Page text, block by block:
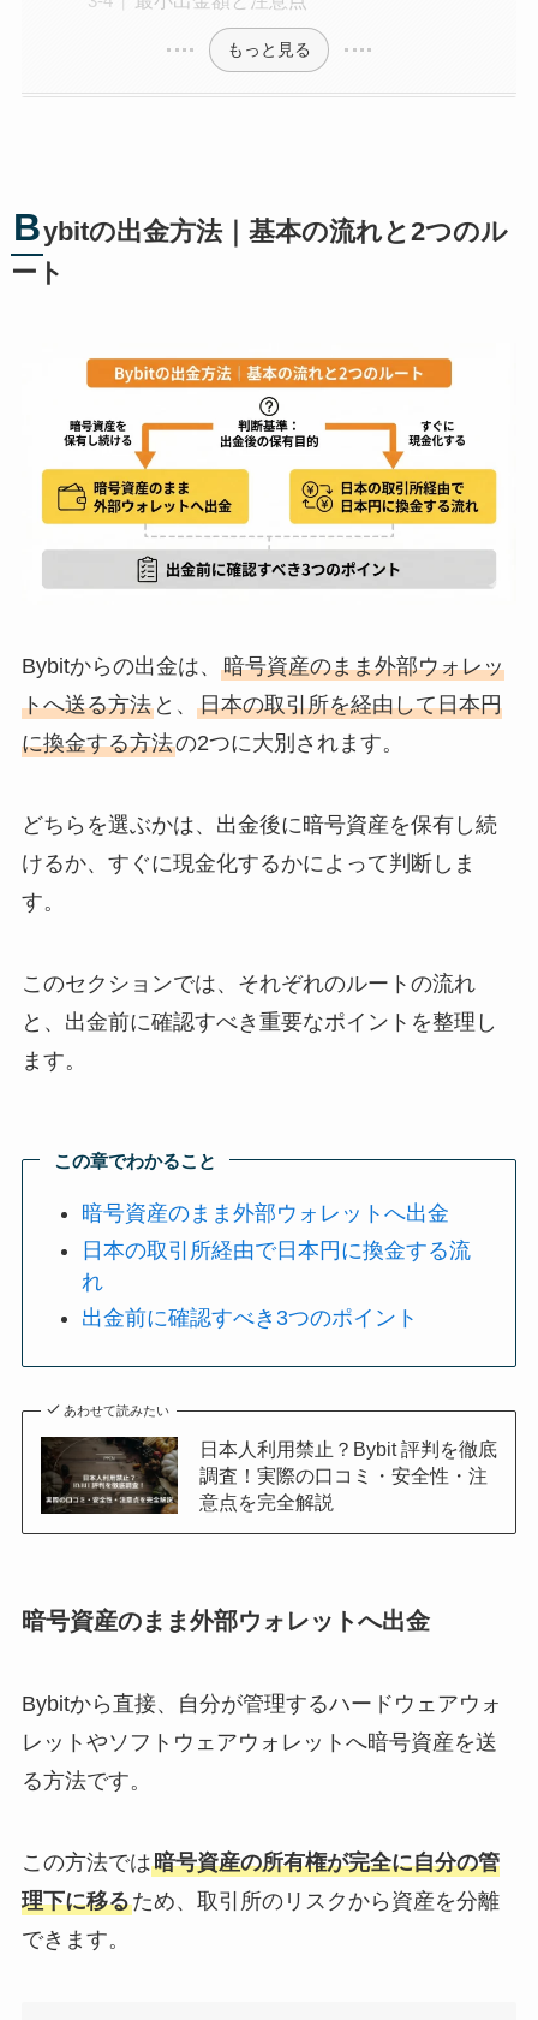
もっと見る
Bybitの出金方法｜基本の流れと2つのル
ート
Bybitからの出金は、 暗号資産のまま外部ウォレッ
トへ送る方法と、 日本の取引所を経由して日本円
に換金する方法の2つに大別されます。
どちらを選ぶかは、出金後に暗号資産を保有し続
けるか、すぐに現金化するかによって判断しま
す。
このセクションでは、それぞれのルートの流れ
と、出金前に確認すべき重要なポイントを整理し
ます。
この章でわかること
暗号資産のまま外部ウォレットへ出金
日本の取引所経由で日本円に換金する流
れ
出金前に確認すべき3つのポイント
あわせて読みたい
日本人利用禁止？Bybit 評判を徹底
調査！実際の口コミ・安全性・注
意点を完全解説
暗号資産のまま外部ウォレットへ出金
Bybitから直接、自分が管理するハードウェアウォ
レットやソフトウェアウォレットへ暗号資産を送
る方法です。
この方法では暗号資産の所有権が完全に自分の管
理下に移るため、取引所のリスクから資産を分離
できます。